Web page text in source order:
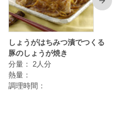
しょうがはちみつ漬でつくる
豚のしょうが焼き
分量：
2人分
熱量：
調理時間：
次